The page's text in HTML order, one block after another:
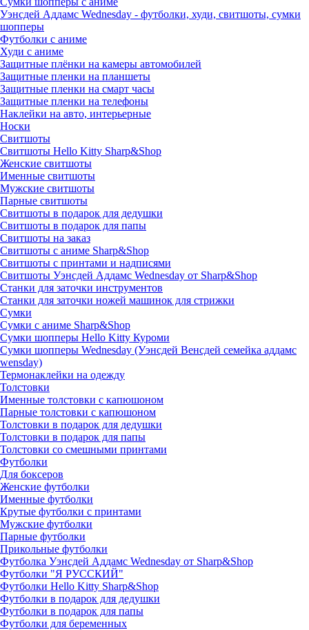
Уэнсдей Аддамс Wednesday - футболки, худи, свитшоты, сумки
шопперы
Футболки с аниме
Худи с аниме
Защитные плёнки на камеры автомобилей
Защитные пленки на планшеты
Защитные пленки на смарт часы
Защитные пленки на телефоны
Наклейки на авто, интерьерные
Носки
Свитшоты
Cвитшоты Hello Kitty Sharp&Shop
Женские свитшоты
Именные свитшоты
Мужские свитшоты
Парные свитшоты
Свитшоты в подарок для дедушки
Свитшоты в подарок для папы
Свитшоты на заказ
Свитшоты с аниме Sharp&Shop
Свитшоты с принтами и надписями
Свитшоты Уэнсдей Аддамс Wednesday от Sharp&Shop
Станки для заточки инструментов
Станки для заточки ножей машинок для стрижки
Сумки
Сумки с аниме Sharp&Shop
Сумки шопперы Hello Kitty Куроми
Сумки шопперы Wednesday (Уэнсдей Венсдей семейка аддамс
wensday)
Термонаклейки на одежду
Толстовки
Именные толстовки с капюшоном
Парные толстовки с капюшоном
Толстовки в подарок для дедушки
Толстовки в подарок для папы
Толстовки со смешными принтами
Футболки
Для боксеров
Женские футболки
Именные футболки
Крутые футболки с принтами
Мужские футболки
Парные футболки
Прикольные футболки
Футболка Уэнсдей Аддамс Wednesday от Sharp&Shop
Футболки "Я РУССКИЙ"
Футболки Hello Kitty Sharp&Shop
Футболки в подарок для дедушки
Футболки в подарок для папы
Футболки для беременных